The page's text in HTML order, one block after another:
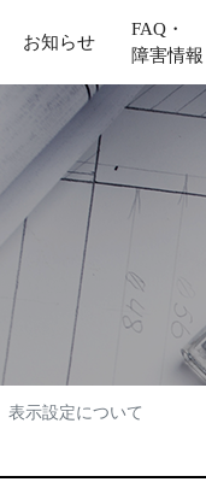
お知らせ
FAQ・
障害情報
表示設定について